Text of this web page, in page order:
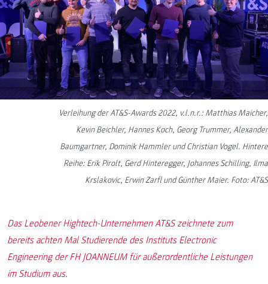
Verleihung der AT&S-Awards 2022, v.l.n.r.: Matthias Maicher,
Kevin Beichler, Hannes Koch, Georg Trummer, Alexander
Baumgartner, Dominik Hammler und Christian Vogel. Hintere
Reihe: Erik Pirolt, Gerd Hinteregger, Johannes Schilling, Ilma
Krslakovic, Erwin Zarfl und Günther Maier. Foto: AT&S
Das Leobener Hightech-Unternehmen AT&S zeichnete zum
bereits achten Mal Studierende des Instituts Electronic
Engineering der FH JOANNEUM für außerordentliche Leistungen
im Studium aus.